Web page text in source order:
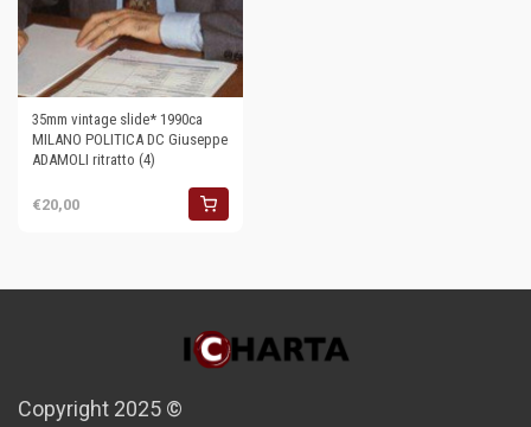
35mm vintage slide* 1990ca
MILANO POLITICA DC Giuseppe
ADAMOLI ritratto (4)
€20,00
Copyright 2025 ©